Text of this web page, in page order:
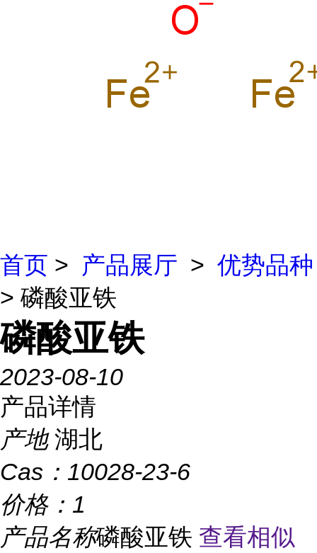
首页 > 产品展厅 > 优势品种
> 磷酸亚铁
磷酸亚铁
2023-08-10
产品详情
产地 湖北
Cas： 10028-23-6
价格： 1
产品名称磷酸亚铁 查看相似